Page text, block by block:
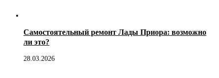
Самостоятельный ремонт Лады Приора: возможно
ли это?
28.03.2026